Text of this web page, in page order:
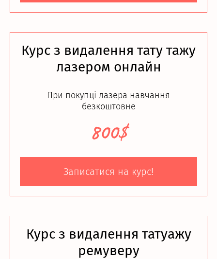
Курс з видалення тату тажу
лазером онлайн
При покупці лазера навчання
безкоштовне
800$
Записатися на курс!
Курс з видалення татуажу
ремуверу